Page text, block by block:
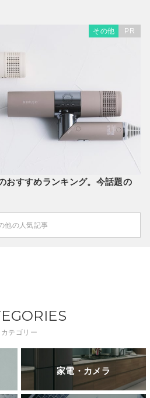
その他 PR
おすすめランキング。今話題の
他の人気記事
カテゴリー
家電・カメラ